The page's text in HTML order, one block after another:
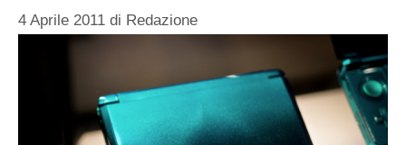
4 Aprile 2011 di Redazione